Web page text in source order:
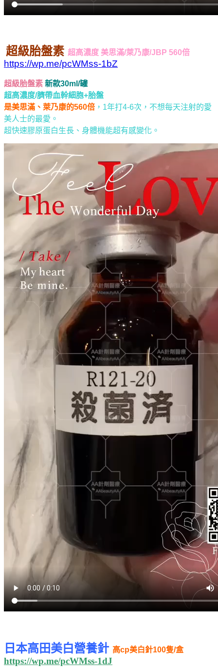
超級胎盤素 超高濃度 美思滿/萊乃康/JBP 560倍
https://wp.me/pcWMss-1bZ
超級胎盤素 新款30ml/罐
超高濃度/臍帶血幹細胞+胎盤
是美思滿、萊乃康的560倍 ， 1年打4-6次，不想每天注射的愛
美人士的最愛。
超快速膠原蛋白生長、身體機能超有感變化。
日本高田美白營養針 高cp美白針100隻/盒
https://wp.me/pcWMss-1dJ